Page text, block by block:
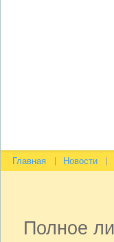
Главная Новости
Полное